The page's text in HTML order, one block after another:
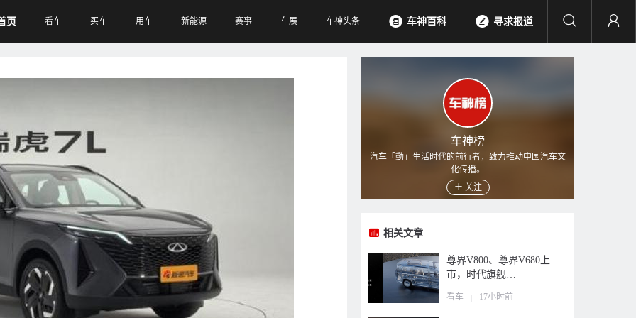
页 看车 买车 用车 新能源 赛事 车展 车神头条 车神百科 寻求报道
车神榜
汽车「動」生活时代的前行者，致力推动中国汽车文
化传播。
关注
相关文章
尊界V800、尊界V680上
市，时代旗舰…
看车 17小时前